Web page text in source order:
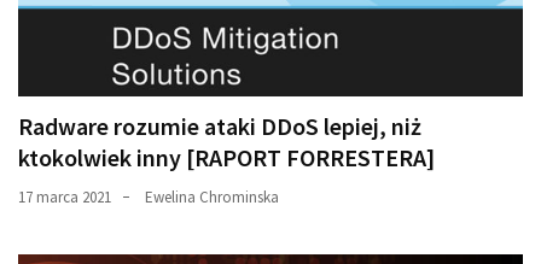
Radware rozumie ataki DDoS lepiej, niż
ktokolwiek inny [RAPORT FORRESTERA]
17 marca 2021 Ewelina Chrominska